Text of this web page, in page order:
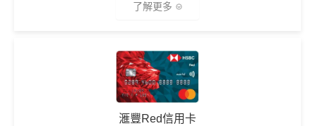
經「AEON HK」手機App申請信用卡，並輸入
賞金 + 新會員註冊38里賞金)
MrMiles.hk/aeon-wakuwaku-form/
2. 指定類別簽賬可享高達HK$200回贈
了解更多
（由2023年7月22日開始，恒生MMPOWER World Mast
用+Fun Dollars找卡數！）
滙豐Red信用卡